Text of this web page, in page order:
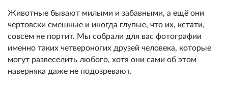
Животные бывают милыми и забавными, а ещё они
чертовски смешные и иногда глупые, что их, кстати,
совсем не портит. Мы собрали для вас фотографии
именно таких четвероногих друзей человека, которые
могут развеселить любого, хотя они сами об этом
наверняка даже не подозревают.